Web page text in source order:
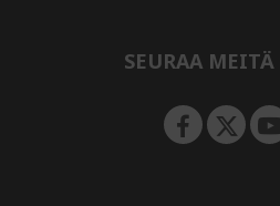
SEURAA MEITÄ